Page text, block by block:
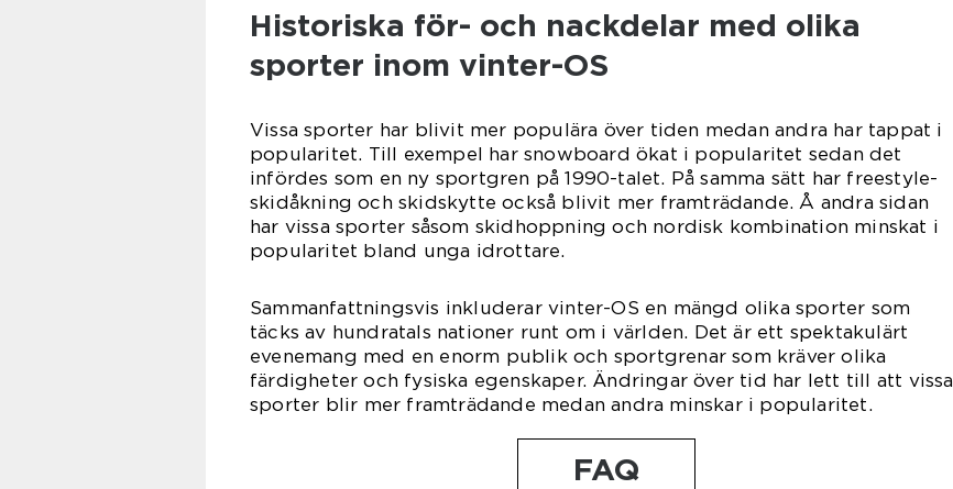
Historiska för- och nackdelar med olika
sporter inom vinter-OS
Vissa sporter har blivit mer populära över tiden medan andra har tappat i
popularitet. Till exempel har snowboard ökat i popularitet sedan det
infördes som en ny sportgren på 1990-talet. På samma sätt har freestyle-
skidåkning och skidskytte också blivit mer framträdande. Å andra sidan
har vissa sporter såsom skidhoppning och nordisk kombination minskat i
popularitet bland unga idrottare.
Sammanfattningsvis inkluderar vinter-OS en mängd olika sporter som
täcks av hundratals nationer runt om i världen. Det är ett spektakulärt
evenemang med en enorm publik och sportgrenar som kräver olika
färdigheter och fysiska egenskaper. Ändringar över tid har lett till att vissa
sporter blir mer framträdande medan andra minskar i popularitet.
FAQ